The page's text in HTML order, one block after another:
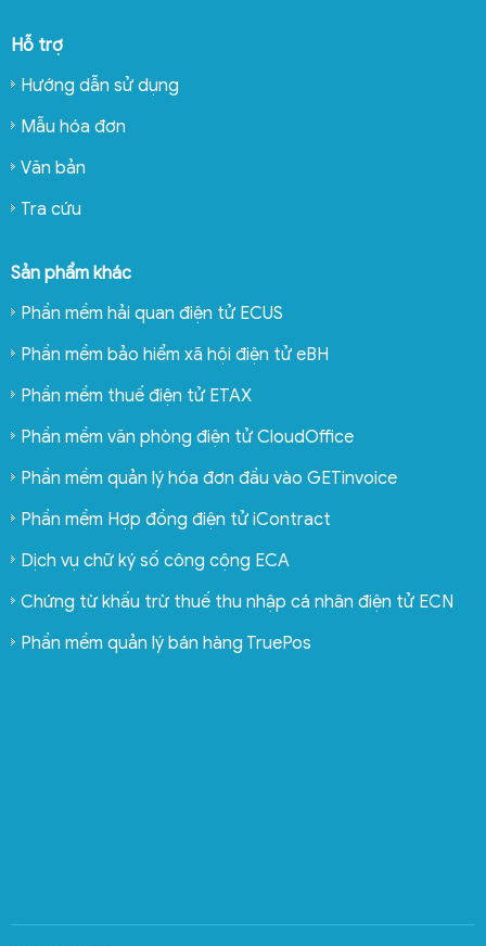
Hỗ trợ
Hướng dẫn sử dụng
Mẫu hóa đơn
Văn bản
Tra cứu
Sản phẩm khác
Phần mềm hải quan điện tử ECUS
Phần mềm bảo hiểm xã hội điện tử eBH
Phần mềm thuế điện tử ETAX
Phần mềm văn phòng điện tử CloudOffice
Phần mềm quản lý hóa đơn đầu vào GETinvoice
Phần mềm Hợp đồng điện tử iContract
Dịch vụ chữ ký số công cộng ECA
Chứng từ khấu trừ thuế thu nhập cá nhân điện tử ECN
Phần mềm quản lý bán hàng TruePos